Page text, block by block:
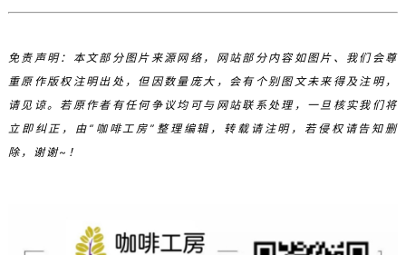
免责声明：本文部分图片来源网络，网站部分内容如图片、我们会尊
重原作版权注明出处，但因数量庞大，会有个别图文未来得及注明，
请见谅。若原作者有任何争议均可与网站联系处理，一旦核实我们将
立即纠正，由“咖啡工房”整理编辑，转载请注明，若侵权请告知删
除，谢谢~！